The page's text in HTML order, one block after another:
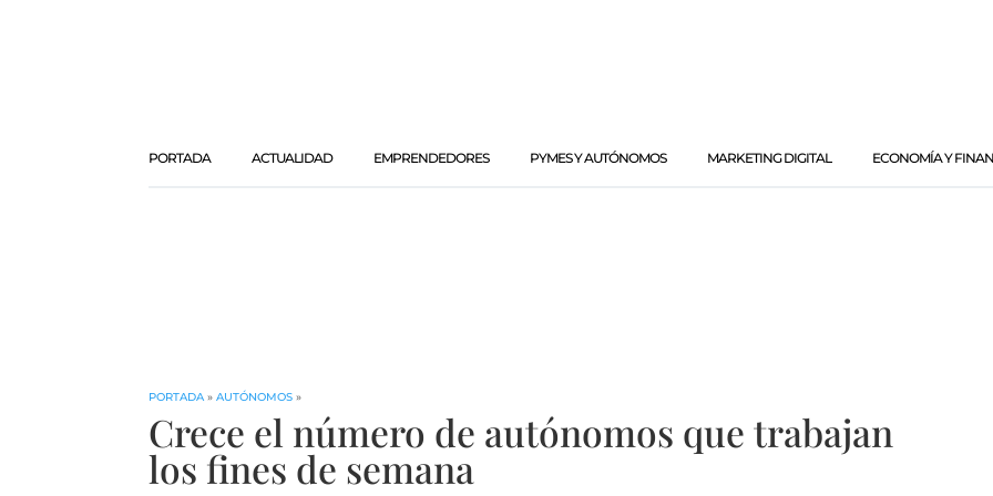
PORTADA ACTUALIDAD EMPRENDEDORES PYMES Y AUTÓNOMOS MARKETING DIGITAL ECONOMÍA Y
PORTADA»AUTÓNOMOS »
Crece el número de autónomos que trabajan
los fines de semana